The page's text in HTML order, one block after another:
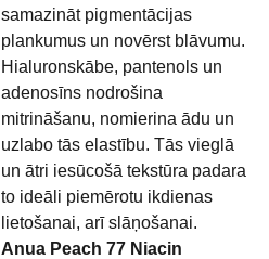
samazināt pigmentācijas
plankumus un novērst blāvumu.
Hialuronskābe, pantenols un
adenosīns nodrošina
mitrināšanu, nomierina ādu un
uzlabo tās elastību. Tās vieglā
un ātri iesūcošā tekstūra padara
to ideāli piemērotu ikdienas
lietošanai, arī slāņošanai.
Anua Peach 77 Niacin